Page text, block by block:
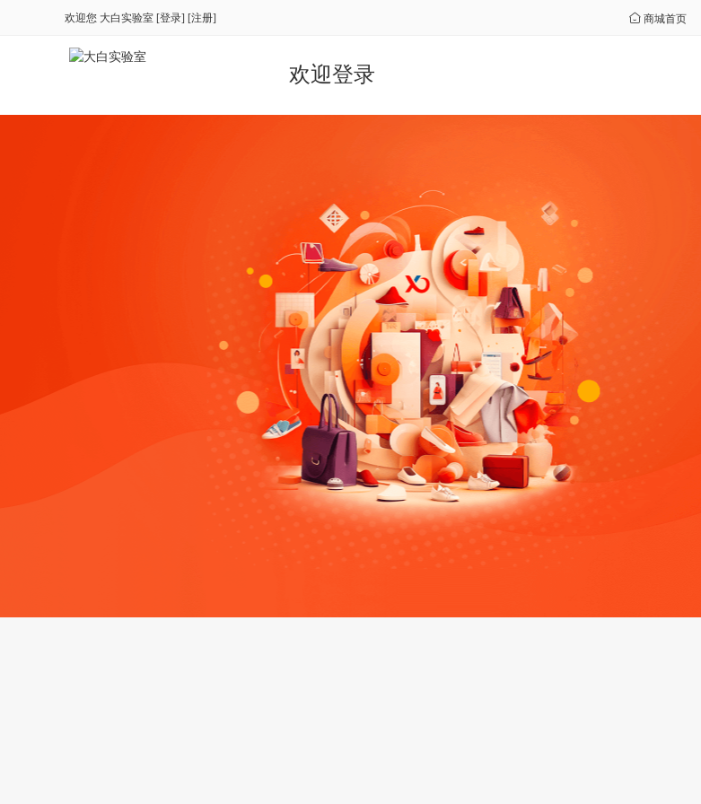
欢迎您 大白实验室 [登录] [注册] 商城首页
欢迎登录